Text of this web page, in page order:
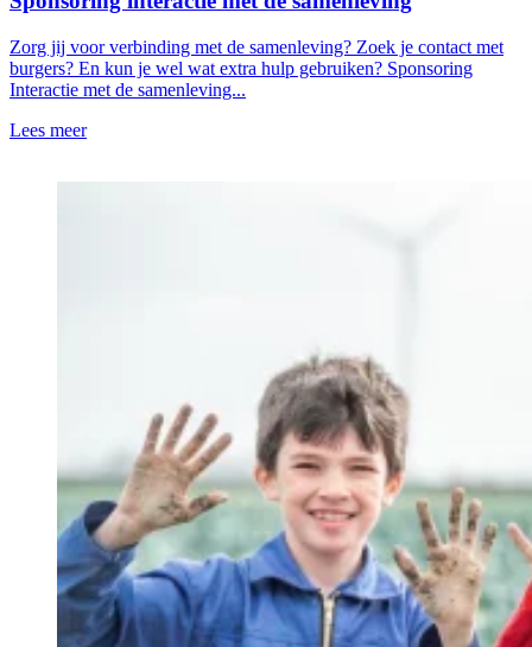
Zorg jij voor verbinding met de samenleving? Zoek je contact met
burgers? En kun je wel wat extra hulp gebruiken? Sponsoring
Interactie met de samenleving...
Lees meer